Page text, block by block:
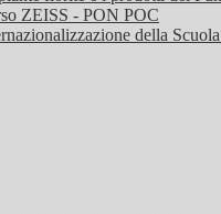
ZEISS - PON POC
della